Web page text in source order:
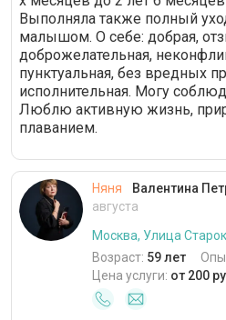
Выполняла также полный
малышом. О себе: добрая,
доброжелательная,
пунктуальная, без вредных
исполнительная. Могу
Люблю активную жизнь,
плаванием.
Няня Валентина
августа
Москва, Улица
Возраст: 59 лет
Цена услуги: от 200